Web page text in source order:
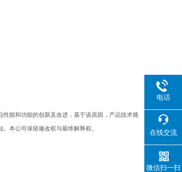
性能和功能的创新及改进，基于该原因，产品技术规
本公司保留修改权与最终解释权。
电话
在线交流
微信扫一扫